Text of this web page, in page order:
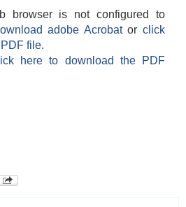
browser is not configured to
adobe Acrobatorclick
file.
here to download the PDF